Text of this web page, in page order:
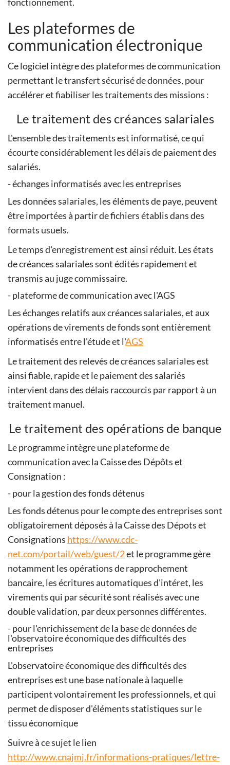
Les plateformes de
communication électronique
Ce logiciel intègre des plateformes de communication
permettant le transfert sécurisé de données, pour
accélérer et fiabiliser les traitements des missions :
Le traitement des créances salariales
L'ensemble des traitements est informatisé, ce qui
écourte considérablement les délais de paiement des
salariés.
- échanges informatisés avec les entreprises
Les données salariales, les éléments de paye, peuvent
être importées à partir de fichiers établis dans des
formats usuels.
Le temps d'enregistrement est ainsi réduit. Les états
de créances salariales sont édités rapidement et
transmis au juge commissaire.
- plateforme de communication avec l'AGS
Les échanges relatifs aux créances salariales, et aux
opérations de virements de fonds sont entièrement
informatisés entre l'étude et l'AGS
Le traitement des relevés de créances salariales est
ainsi fiable, rapide et le paiement des salariés
intervient dans des délais raccourcis par rapport à un
traitement manuel.
Le traitement des opérations de banque
Le programme intègre une plateforme de
communication avec la Caisse des Dépôts et
Consignation :
- pour la gestion des fonds détenus
Les fonds détenus pour le compte des entreprises sont
obligatoirement déposés à la Caisse des Dépots et
Consignations https://www.cdc-
net.com/portail/web/guest/2et le programme gère
notamment les opérations de rapprochement
bancaire, les écritures automatiques d'intéret, les
virements qui par sécurité sont réalisés avec une
double validation, par deux personnes différentes.
- pour l'enrichissement de la base de données de
l'observatoire économique des difficultés des
entreprises
L'observatoire économique des difficultés des
entreprises est une base nationale à laquelle
participent volontairement les professionnels, et qui
permet de disposer d'éléments statistiques sur le
tissu économique
Suivre à ce sujet le lien
http://www.cnajmj.fr/informations-pratiques/lettre-